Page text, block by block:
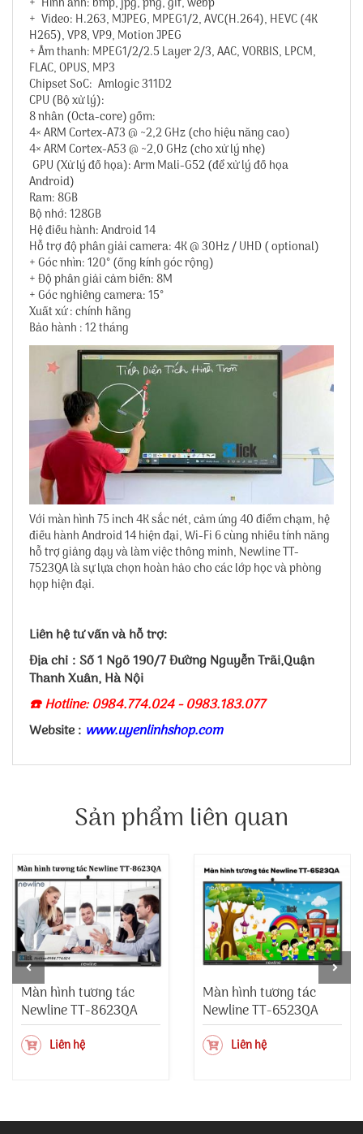
+ Video: H.263, MJPEG, MPEG1/2, AVC(H.264), HEVC (4K
H265), VP8, VP9, Motion JPEG
+ Âm thanh: MPEG1/2/2.5 Layer 2/3, AAC, VORBIS, LPCM,
FLAC, OPUS, MP3
Chipset SoC: Amlogic 311D2
CPU (Bộ xử lý):
8 nhân (Octa-core) gồm:
4× ARM Cortex-A73 @ ~2,2 GHz (cho hiệu năng cao)
4× ARM Cortex-A53 @ ~2,0 GHz (cho xử lý nhẹ)
GPU (Xử lý đồ họa): Arm Mali-G52 (để xử lý đồ họa
Android)
Ram: 8GB
Bộ nhớ: 128GB
Hệ điều hành: Android 14
Hỗ trợ độ phân giải camera: 4K @ 30Hz / UHD ( optional)
+ Góc nhìn: 120° (ống kính góc rộng)
+ Độ phân giải cảm biến: 8M
+ Góc nghiêng camera: 15°
Xuất xứ : chính hãng
Bảo hành : 12 tháng
Với màn hình 75 inch 4K sắc nét, cảm ứng 40 điểm chạm, hệ
điều hành Android 14 hiện đại, Wi-Fi 6 cùng nhiều tính năng
hỗ trợ giảng dạy và làm việc thông minh, Newline TT-
7523QA là sự lựa chọn hoàn hảo cho các lớp học và phòng
họp hiện đại.
Liên hệ tư vấn và hỗ trợ:
Địa chỉ : Số 1 Ngõ 190/7 Đường Nguyễn Trãi,Quận
Thanh Xuân, Hà Nội
☎️ Hotline: 0984.774.024 - 0983.183.077
Website : www.uyenlinhshop.com
Sản phẩm liên quan
Màn hình tương tác
Newline TT-8623QA
Liên hệ
Màn hình tương tác
Newline TT-6523QA
Liên hệ